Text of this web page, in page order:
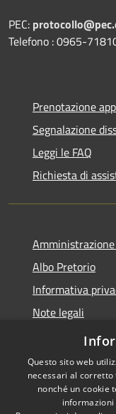
PEC:
Telefono : 0965-
Prenotazione
Segnalazione
Leggi le FAQ
Richiesta di
Albo Pretorio
Informativa
Note legali
Dichiarazione di
Questo sito web
necessari al
nonché un cookie